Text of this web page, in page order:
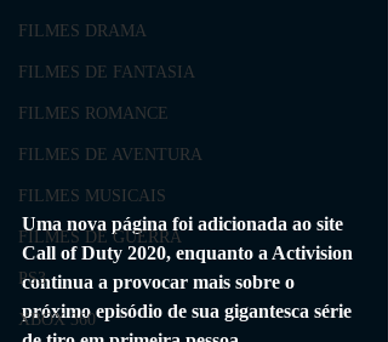
FILMES DRAMA
FILMES DE FANTASIA
FILMES ROMANCE
FILMES DE AVENTURA
FILMES MUSICAIS
FILMES DE GUERRA
PS3
XBOX 360
Uma nova página foi adicionada ao site
Call of Duty 2020, enquanto a Activision
continua a provocar mais sobre o
próximo episódio de sua gigantesca série